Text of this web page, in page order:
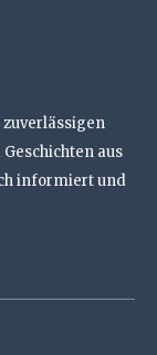
aus
informiert und